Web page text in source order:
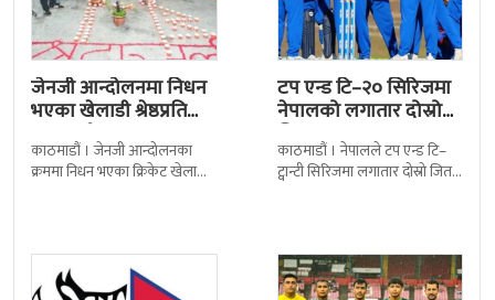
जेनजी आन्दोलनमा निधन
भएका खेलाडी श्रेष्ठप्रति
श्रद्धाञ्जली
काठमाडौं । जेनजी आन्दोलनका
क्रममा निधन भएका क्रिकेट खेलाडी
टप एन्ड टि–२० सिरिजमा
नेपालको लगातार दोस्रो
जित
काठमाडौं । नेपालले टप एन्ड टि–
ट्वान्टी सिरिजमा लगातार दोस्रो जित